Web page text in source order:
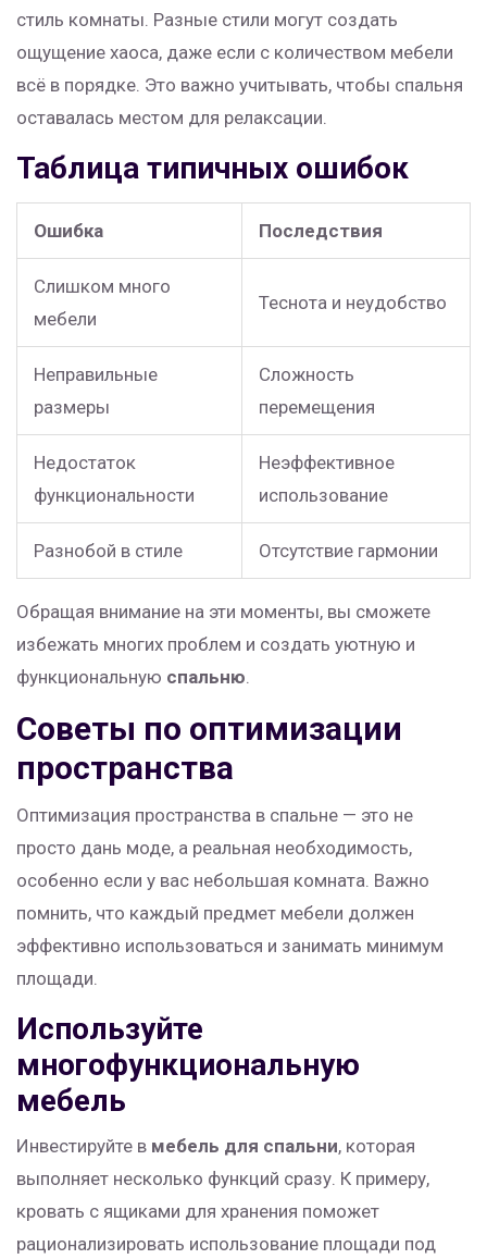
стиль комнаты. Разные стили могут создать
ощущение хаоса, даже если с количеством мебели
всё в порядке. Это важно учитывать, чтобы спальня
оставалась местом для релаксации.
Таблица типичных ошибок
Ошибка Последствия
Слишком много
мебели
Теснота и неудобство
Неправильные
размеры
Сложность
перемещения
Недостаток
функциональности
Неэффективное
использование
Разнобой в стиле Отсутствие гармонии
Обращая внимание на эти моменты, вы сможете
избежать многих проблем и создать уютную и
функциональную спальню.
Советы по оптимизации
пространства
Оптимизация пространства в спальне — это не
просто дань моде, а реальная необходимость,
особенно если у вас небольшая комната. Важно
помнить, что каждый предмет мебели должен
эффективно использоваться и занимать минимум
площади.
Используйте
многофункциональную
мебель
Инвестируйте в мебель для спальни, которая
выполняет несколько функций сразу. К примеру,
кровать с ящиками для хранения поможет
рационализировать использование площади под